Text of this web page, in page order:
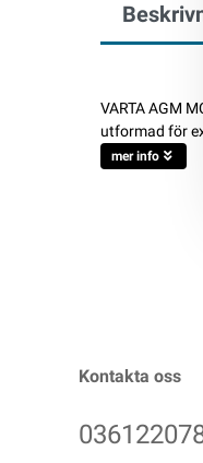
VARTA AGM
utformad för
mer info
Kontakta oss